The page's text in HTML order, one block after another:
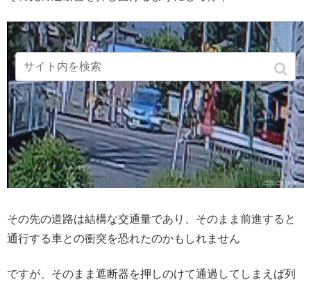
その先の道路は結構な交通量であり、そのまま前進すると
通行する車との衝突を恐れたのかもしれません
ですが、そのまま遮断器を押しのけて通過してしまえば列